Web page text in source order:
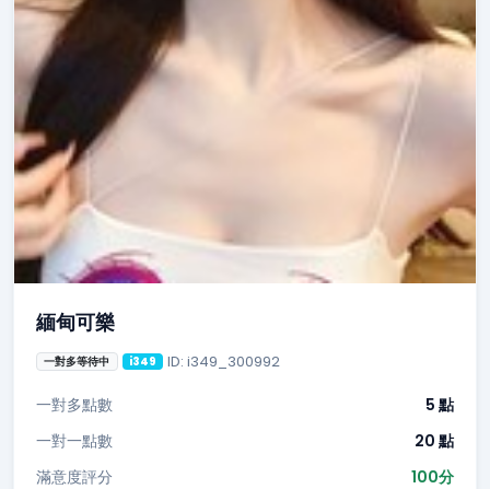
緬甸可樂
一對多等待中 i349 ID: i349_300992
一對多點數
5 點
一對一點數
20 點
滿意度評分
100分